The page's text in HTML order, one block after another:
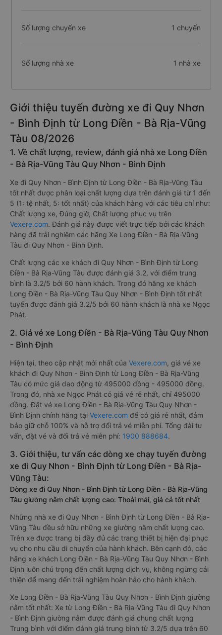
Số lượng chuyến xe 1 chuyến
Số lượng nhà xe 1 nhà xe
Giới thiệu tuyến đường xe đi Quy Nhơn
- Bình Định từ Long Điền - Bà Rịa-Vũng
Tàu 08/2026
1. Về chất lượng, review, đánh giá nhà xe Long Điền
- Bà Rịa-Vũng Tàu Quy Nhơn - Bình Định
Xe đi Quy Nhơn - Bình Định từ Long Điền - Bà Rịa-Vũng Tàu
tốt nhất được phân loại chất lượng dựa trên đánh giá từ 1 đến
5 (1: tệ nhất, 5: tốt nhất) của khách hàng với các tiêu chí như:
Chất lượng xe, Đúng giờ, Chất lượng phục vụ trên
Vexere.com. Đánh giá này được viết trực tiếp bởi các khách
hàng đã trải nghiệm các hãng Xe Long Điền - Bà Rịa-Vũng
Tàu đi Quy Nhơn - Bình Định.
Chất lượng các xe khách đi Quy Nhơn - Bình Định từ Long
Điền - Bà Rịa-Vũng Tàu được đánh giá 3.2, với điểm trung
bình là 3.2/5 bởi 60 hành khách. Trong đó hãng xe khách
Long Điền - Bà Rịa-Vũng Tàu Quy Nhơn - Bình Định tốt nhất
tuyến được đánh giá 3.2/5 bởi 60 hành khách là nhà xe Ngọc
Phát.
2. Giá vé xe Long Điền - Bà Rịa-Vũng Tàu Quy Nhơn
- Bình Định
Hiện tại, theo cập nhật mới nhất của Vexere.com, giá vé xe
khách đi Quy Nhơn - Bình Định từ Long Điền - Bà Rịa-Vũng
Tàu có mức giá dao động từ 495000 đồng - 495000 đồng.
Trong đó, nhà xe Ngọc Phát có giá vé rẻ nhất, chỉ 495000
đồng. Đặt vé xe Long Điền - Bà Rịa-Vũng Tàu Quy Nhơn -
Bình Định chính hãng tại Vexere.com để có giá rẻ nhất, đảm
bảo giữ chỗ 100% và hỗ trợ đổi trả vé miễn phí. Tổng đài tư
vấn, đặt vé và đổi trả vé miễn phí: 1900 888684.
3. Giới thiệu, tư vấn các dòng xe chạy tuyến đường
xe đi Quy Nhơn - Bình Định từ Long Điền - Bà Rịa-
Vũng Tàu:
Dòng xe đi Quy Nhơn - Bình Định từ Long Điền - Bà Rịa-Vũng
Tàu giường nằm chất lượng cao: Thoải mái, giá cả tốt nhất
Những nhà xe đi Quy Nhơn - Bình Định từ Long Điền - Bà Rịa-
Vũng Tàu đều sở hữu những xe giường nằm chất lượng cao.
Trên xe được trang bị đầy đủ các trang thiết bị hiện đại phục
vụ cho nhu cầu di chuyển của hành khách. Bên cạnh đó, các
hãng xe khách Long Điền - Bà Rịa-Vũng Tàu Quy Nhơn - Bình
Định luôn chú trọng đến chất lượng dịch vụ, không ngừng cải
thiện để mang đến trải nghiệm hoàn hảo cho hành khách.
Xe Long Điền - Bà Rịa-Vũng Tàu Quy Nhơn - Bình Định giường
nằm tốt nhất: Xe từ Long Điền - Bà Rịa-Vũng Tàu đi Quy Nhơn
- Bình Định giường nằm được đánh giá chung chất lượng
Trung bình với điểm đánh giá trung bình từ 3.2/5 dựa trên 60